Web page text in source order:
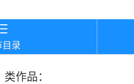
录
类作品：